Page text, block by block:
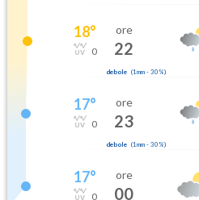
18°
0
ore
22
debole (1mm- 30 %)
17°
0
ore
23
debole (1mm- 30 %)
17°
0
ore
00